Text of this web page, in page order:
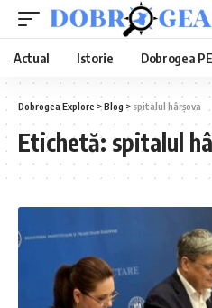
Actual Istorie Dobrogea
Dobrogea Explore >Blog > spitalul hârșova
Etichetă: spitalul